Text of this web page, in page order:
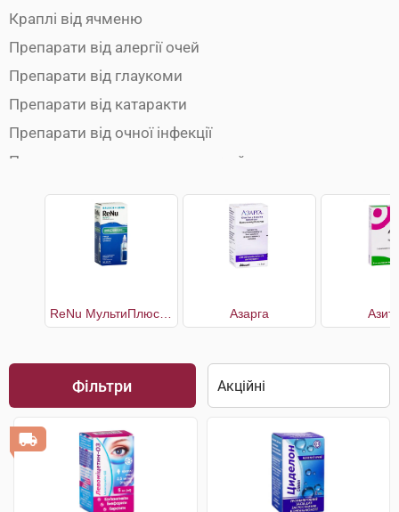
Краплі від ячменю
Препарати від алергії очей
Препарати від глаукоми
Препарати від катаракти
Препарати від очної інфекції
Препарати для зволоження очей
Розчини для лінз
Азарга
Фільтри